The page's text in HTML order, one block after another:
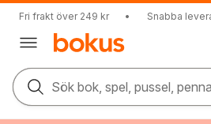
Fri frakt över 249 kr • Snabba
Sök bok, spel, pussel,